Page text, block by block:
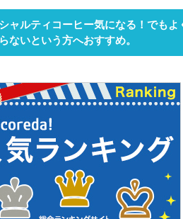
ャルティコーヒー気になる！でもよ
ないという方へおすすめ。